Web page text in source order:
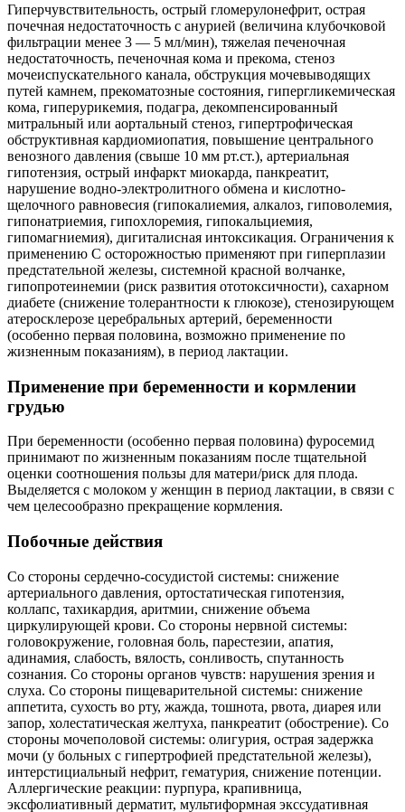
Гиперчувствительность, острый гломерулонефрит, острая
почечная недостаточность с анурией (величина клубочковой
фильтрации менее 3 — 5 мл/мин), тяжелая печеночная
недостаточность, печеночная кома и прекома, стеноз
мочеиспускательного канала, обструкция мочевыводящих
путей камнем, прекоматозные состояния, гипергликемическая
кома, гиперурикемия, подагра, декомпенсированный
митральный или аортальный стеноз, гипертрофическая
обструктивная кардиомиопатия, повышение центрального
венозного давления (свыше 10 мм рт.ст.), артериальная
гипотензия, острый инфаркт миокарда, панкреатит,
нарушение водно-электролитного обмена и кислотно-
щелочного равновесия (гипокалиемия, алкалоз, гиповолемия,
гипонатриемия, гипохлоремия, гипокальциемия,
гипомагниемия), дигиталисная интоксикация. Ограничения к
применению С осторожностью применяют при гиперплазии
предстательной железы, системной красной волчанке,
гипопротеинемии (риск развития ототоксичности), сахарном
диабете (снижение толерантности к глюкозе), стенозирующем
атеросклерозе церебральных артерий, беременности
(особенно первая половина, возможно применение по
жизненным показаниям), в период лактации.
Применение при беременности и кормлении
грудью
При беременности (особенно первая половина) фуросемид
принимают по жизненным показаниям после тщательной
оценки соотношения пользы для матери/риск для плода.
Выделяется с молоком у женщин в период лактации, в связи с
чем целесообразно прекращение кормления.
Побочные действия
Со стороны сердечно-сосудистой системы: снижение
артериального давления, ортостатическая гипотензия,
коллапс, тахикардия, аритмии, снижение объема
циркулирующей крови. Со стороны нервной системы:
головокружение, головная боль, парестезии, апатия,
адинамия, слабость, вялость, сонливость, спутанность
сознания. Со стороны органов чувств: нарушения зрения и
слуха. Со стороны пищеварительной системы: снижение
аппетита, сухость во рту, жажда, тошнота, рвота, диарея или
запор, холестатическая желтуха, панкреатит (обострение). Со
стороны мочеполовой системы: олигурия, острая задержка
мочи (у больных с гипертрофией предстательной железы),
интерстициальный нефрит, гематурия, снижение потенции.
Аллергические реакции: пурпура, крапивница,
эксфолиативный дерматит, мультиформная экссудативная